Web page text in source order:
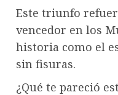
Este triunfo
vencedor en los
historia como el
sin fisuras.
¿Qué te pareció